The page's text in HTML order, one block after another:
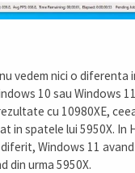
vedem nici o diferenta
10 sau Windows
cu 10980XE,
in spatele lui 5950X. In
Windows 11
din urma 5950X.